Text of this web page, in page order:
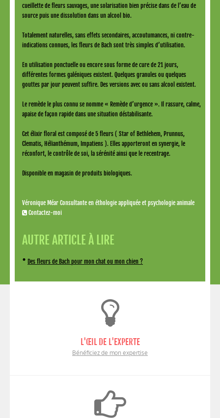
cueillette de fleurs sauvages, une solarisation bien précise dans de l’eau de
source puis une dissolution dans un alcool bio.
Totalement naturelles, sans effets secondaires, accoutumances, ni contre-
indications connues, les fleurs de Bach sont très simples d’utilisation.
En utilisation ponctuelle ou encore sous forme de cure de 21 jours,
différentes formes galéniques existent. Quelques granules ou quelques
gouttes par jour peuvent suffire. Des versions avec ou sans alcool existent.
Le remède le plus connu se nomme « Remède d’urgence ». Il rassure, calme,
apaise de façon rapide dans une situation déstabilisante.
Cet élixir floral est composé de 5 fleurs ( Star of Bethlehem, Prunnus,
Clematis, Hélianthémum, Impatiens ). Elles apporteront en synergie, le
réconfort, le contrôle de soi, la sérénité ainsi que le recentrage.
Disponible en magasin de produits biologiques.
Véronique Méar Consultante en éthologie appliquée et psychologie animale
Contactez-moi
AUTRE ARTICLE À LIRE
• Des fleurs de Bach pour mon chat ou mon chien ?
L'ŒIL DE L'EXPERTE
Bénéficiez de mon expertise